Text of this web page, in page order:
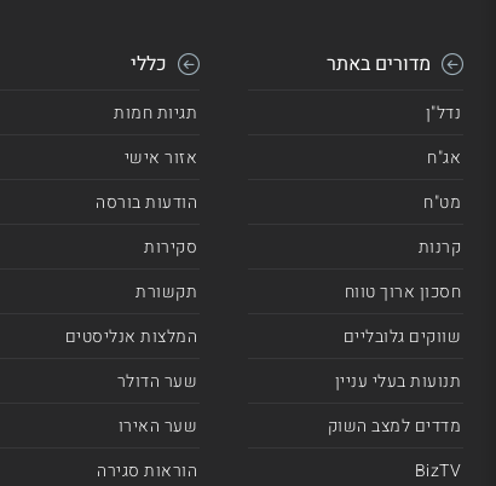
מדורים באתר
נדל"ן
אג"ח
מט"ח
קרנות
חסכון ארוך טווח
שווקים גלובליים
תנועות בעלי עניין
מדדים למצב השוק
BizTV
כללי
תגיות חמות
אזור אישי
הודעות בורסה
סקירות
תקשורת
המלצות אנליסטים
שער הדולר
שער האירו
הוראות סגירה